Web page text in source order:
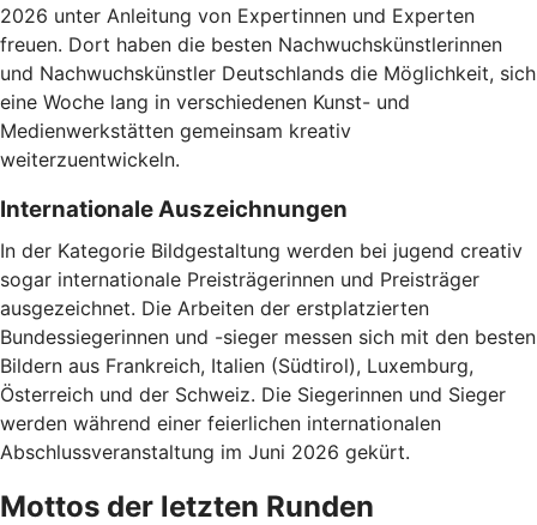
2026 unter Anleitung von Expertinnen und Experten
freuen. Dort haben die besten Nachwuchskünstlerinnen
und Nachwuchskünstler Deutschlands die Möglichkeit, sich
eine Woche lang in verschiedenen Kunst- und
Medienwerkstätten gemeinsam kreativ
weiterzuentwickeln.
Internationale Auszeichnungen
In der Kategorie Bildgestaltung werden bei jugend creativ
sogar internationale Preisträgerinnen und Preisträger
ausgezeichnet. Die Arbeiten der erstplatzierten
Bundessiegerinnen und -sieger messen sich mit den besten
Bildern aus Frankreich, Italien (Südtirol), Luxemburg,
Österreich und der Schweiz. Die Siegerinnen und Sieger
werden während einer feierlichen internationalen
Abschlussveranstaltung im Juni 2026 gekürt.
Mottos der letzten Runden